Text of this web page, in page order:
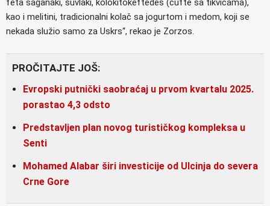
feta saganaki, suvlaki, kolokitokeftedes (ćufte sa tikvicama),
kao i melitini, tradicionalni kolač sa jogurtom i medom, koji se
nekada služio samo za Uskrs“, rekao je Zorzos.
PROČITAJTE JOŠ:
Evropski putnički saobraćaj u prvom kvartalu 2025.
porastao 4,3 odsto
Predstavljen plan novog turističkog kompleksa u
Senti
Mohamed Alabar širi investicije od Ulcinja do severa
Crne Gore